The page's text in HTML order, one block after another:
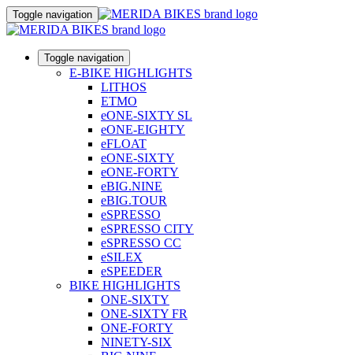
Toggle navigation
Toggle navigation
E-BIKE HIGHLIGHTS
LITHOS
ETMO
eONE-SIXTY SL
eONE-EIGHTY
eFLOAT
eONE-SIXTY
eONE-FORTY
eBIG.NINE
eBIG.TOUR
eSPRESSO
eSPRESSO CITY
eSPRESSO CC
eSILEX
eSPEEDER
BIKE HIGHLIGHTS
ONE-SIXTY
ONE-SIXTY FR
ONE-FORTY
NINETY-SIX